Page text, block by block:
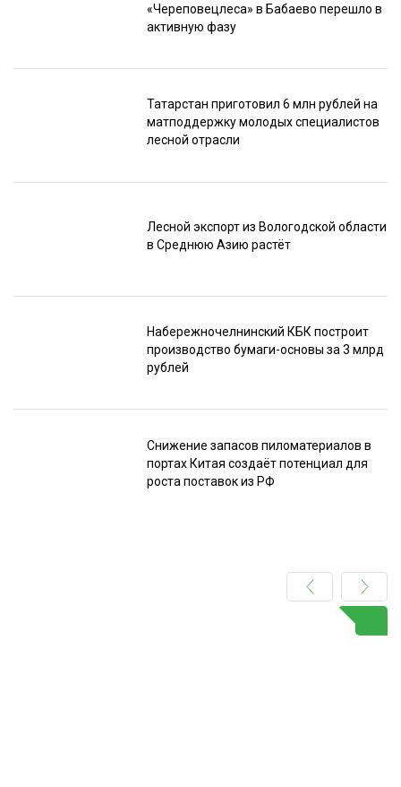
«Череповецлеса» в Бабаево перешло в
активную фазу
Татарстан приготовил 6 млн рублей на
матподдержку молодых специалистов
лесной отрасли
Лесной экспорт из Вологодской области
в Среднюю Азию растёт
Набережночелнинский КБК построит
производство бумаги-основы за 3 млрд
рублей
Снижение запасов пиломатериалов в
портах Китая создаёт потенциал для
роста поставок из РФ